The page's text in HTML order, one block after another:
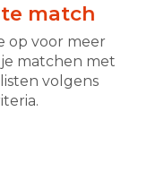
match
op voor meer
matchen met
volgens